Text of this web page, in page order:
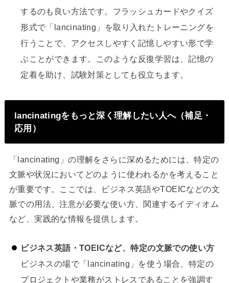
するのも良い方法です。フラッシュカードやクイズ
形式で「lancinating」を取り入れたトレーニングを
行うことで、アクセスしやすく記憶しやすい形で学
ぶことができます。このような反復学習は、記憶の
定着を助け、試験対策としても役立ちます。
lancinatingをもっと深く理解したい人へ（補足・
応用）
「lancinating」の理解をさらに深めるためには、特定の
文脈や状況においてどのように使われるかを考えること
が重要です。ここでは、ビジネス英語やTOEICなどの文
脈での用法、注意が必要な使い方、関連するイディオム
など、実践的な情報を提供します。
ビジネス英語・TOEICなど、特定の文脈での使い方
ビジネスの場で「lancinating」を使う場合、特定の
プロジェクトや業務がストレスであることを強調す